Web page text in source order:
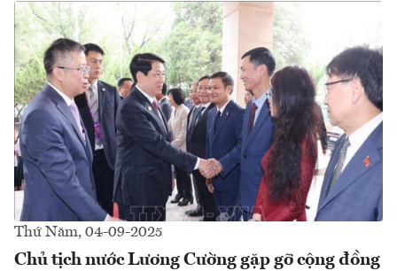
Thứ Năm, 04-09-2025
Chủ tịch nước Lương Cường gặp gỡ cộng đồng